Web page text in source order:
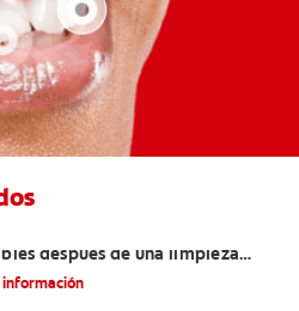
después de una limpieza
información